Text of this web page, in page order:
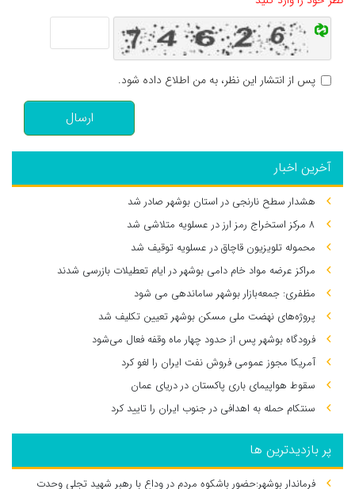
پس از انتشار این نظر، به من اطلاع داده شود.
ارسال
آخرین اخبار
هشدار سطح نارنجی در استان بوشهر صادر شد
۸ مرکز استخراج رمز ارز در عسلویه متلاشی شد
محموله تلویزیون قاچاق در عسلویه توقیف شد
مراکز عرضه مواد خام دامی بوشهر در ایام تعطیلات بازرسی شدند
مظفری: جمعه‌بازار بوشهر ساماندهی می‌ شود
پروژه‌های نهضت ملی مسکن بوشهر تعیین تکلیف شد
فرودگاه بوشهر پس از حدود چهار ماه وقفه فعال می‌شود
آمریکا مجوز عمومی فروش نفت ایران را لغو کرد
سقوط هواپیمای باری پاکستان در دریای عمان
سنتکام حمله به اهدافی در جنوب ایران را تایید کرد
پر بازدیدترین ها
فرماندار بوشهر:حضور باشکوه مردم در وداع با رهبر شهید تجلی وحدت